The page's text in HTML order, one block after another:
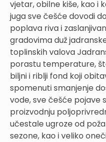
vjetar, obilne kiše, kao i
juga sve češće dovodi
poplava riva i
gradovima duž
toplinskih valova
porastu temperature,
biljni i riblji fond koji
spomenuti smanjenje
vode, sve češće pojave
proizvodnju
učestale ugroze od
sezone, kao i veliko